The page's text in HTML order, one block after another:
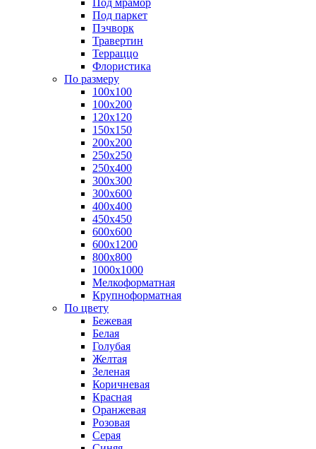
Под мрамор
Под паркет
Пэчворк
Травертин
Терраццо
Флористика
По размеру
100х100
100х200
120х120
150х150
200х200
250х250
250х400
300х300
300х600
400х400
450х450
600х600
600х1200
800х800
1000х1000
Мелкоформатная
Крупноформатная
По цвету
Бежевая
Белая
Голубая
Желтая
Зеленая
Коричневая
Красная
Оранжевая
Розовая
Серая